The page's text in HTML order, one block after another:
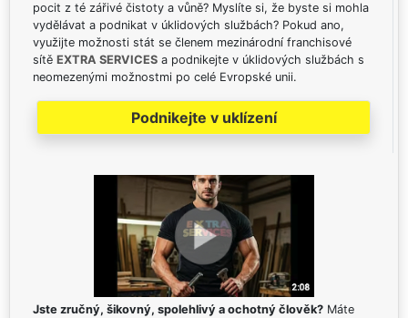
pocit z té zářivé čistoty a vůně? Myslíte si, že byste si mohla
vydělávat a podnikat v úklidových službách? Pokud ano,
využijte možnosti stát se členem mezinárodní franchisové
sítě EXTRA SERVICES a podnikejte v úklidových službách s
neomezenými možnostmi po celé Evropské unii.
Podnikejte v uklízení
Jste zručný, šikovný, spolehlivý a ochotný člověk? Máte